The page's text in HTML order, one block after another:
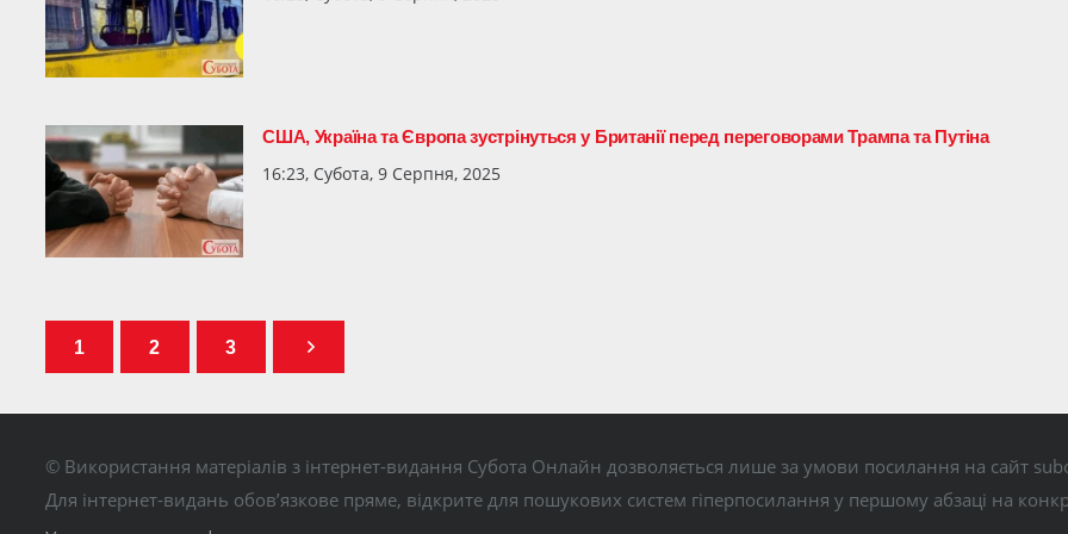
США, Україна та Європа зустрінуться у Британії перед переговорами Трампа та Путіна
16:23, Субота, 9 Серпня, 2025
1 2 3
© Використання матеріалів з інтернет-видання Субота Онлайн дозволяється лише за умови посилання на сайт
Для інтернет-видань обов’язкове пряме, відкрите для пошукових систем гіперпосилання у першому абзаці на